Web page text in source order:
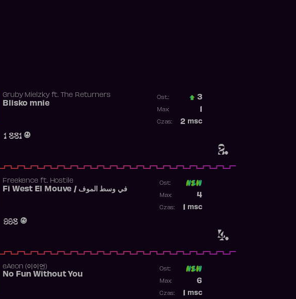
2.
Gruby Mielzkyft. The Returners
Blisko mnie
1 881
Ost.: 3
Max:
2 msc
Czas:
4.
Freekence ft. Hostile
Fi West El Mouve / في وسط الموف
998
Ost:
4
Max:
msc
Czas:
​eAeon (이이언)
No Fun Without You
Ost:
6
Max:
msc
Czas: